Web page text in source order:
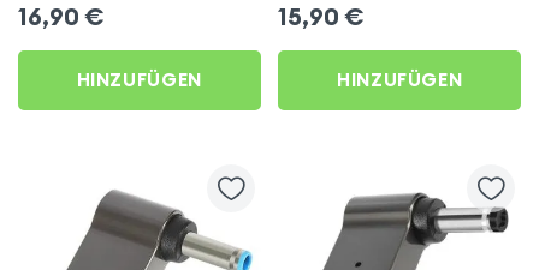
16,90 €
HINZUFÜGEN
15,90 €
HINZUFÜGEN